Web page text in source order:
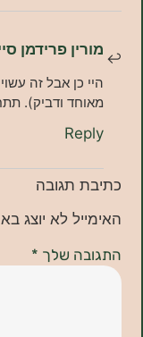
פרידמן סייג הגיב:
אבל זה עשוי להשפיע
ודביק). תתחילי עם
תגובה
לא יוצג באתר.
שלך*